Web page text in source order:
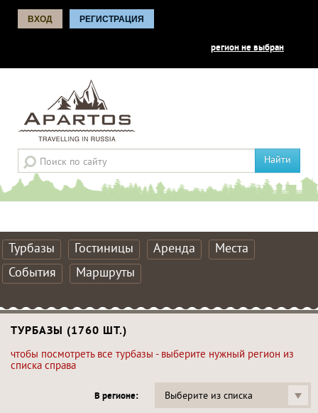
ВХОД РЕГИСТРАЦИЯ
регион не выбран
Найти
Турбазы Гостиницы Аренда
Места
События
Маршруты
ТУРБАЗЫ (1760 ШТ.)
чтобы посмотреть все турбазы - выберите нужный регион из
списка справа
В регионе: Выберите из списка